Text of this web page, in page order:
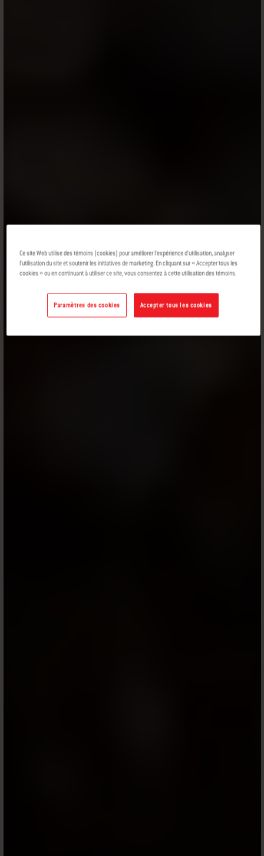
Ce site Web utilise des témoins (cookies) pour améliorer l’expérience d’utilisation, analyser
l’utilisation du site et soutenir les initiatives de marketing. En cliquant sur « Accepter tous les
cookies » ou en continuant à utiliser ce site, vous consentez à cette utilisation des témoins.
Accepter tous les cookies
Paramètres des cookies